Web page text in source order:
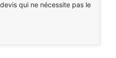
qui ne nécessite pas le